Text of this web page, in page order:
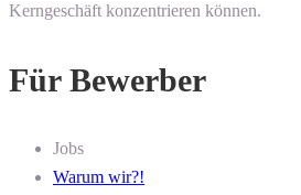
Kerngeschäft konzentrieren können.
Für Bewerber
Jobs
Warum wir?!